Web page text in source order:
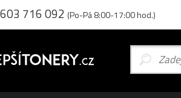
603 716 092 (Po-Pá 8:00-17:00 hod.)